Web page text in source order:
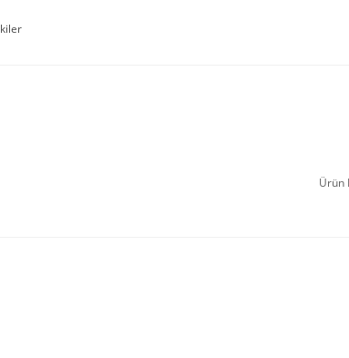
Ürün